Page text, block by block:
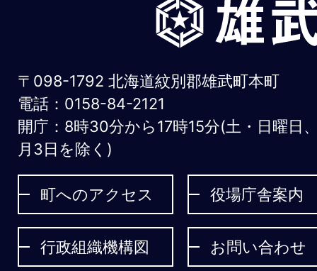
お
う
む
ち
ょ
う
〒098-1792 北海道紋別郡雄武町本町
電話：0158-84-2121
開庁：8時30分から17時15分(土・日曜日
月3日を除く)
町へのアクセス 役場庁舎案内
行政組織機構図 お問い合わせ